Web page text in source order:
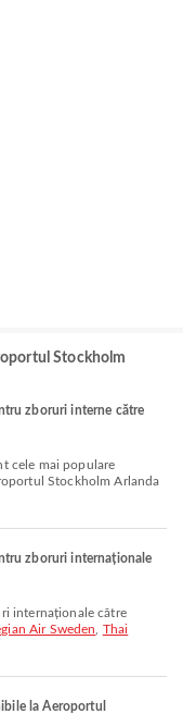
Stockholm
zboruri interne către
cele mai populare
Stockholm Arlanda
zboruri internaționale
Air Sweden
Thai
la Aeroportul